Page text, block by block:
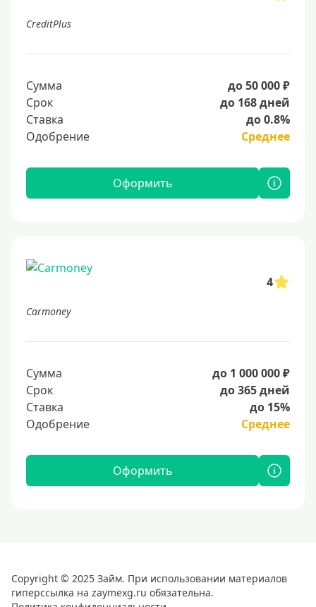
CreditPlus
Сумма
до 50 000 ₽
Срок
до 168 дней
Ставка
до 0.8%
Одобрение
Среднее
Оформить
4
Carmoney
Сумма
до 1 000 000 ₽
Срок
до 365 дней
Ставка
до 15%
Одобрение
Среднее
Оформить
Copyright © 2025 Займ. При использовании материалов
гиперссылка на zaymexg.ru обязательна.